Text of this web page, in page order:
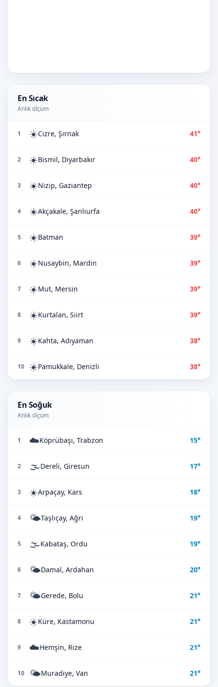
En Sıcak
Anlık ölçüm
1 ☀️Cizre, Şırnak 41°
2 ☀️Bismil, Diyarbakır 40°
3 ☀️Nizip, Gaziantep 40°
4 ☀️Akçakale, Şanlıurfa 40°
5 ☀️Batman 39°
6 ☀️Nusaybin, Mardin 39°
7 ☀️Mut, Mersin 39°
8 ☀️Kurtalan, Siirt 39°
9 ☀️Kahta, Adıyaman 38°
10 ☀️Pamukkale, Denizli 38°
En Soğuk
Anlık ölçüm
1 ☁️Köprübaşı, Trabzon 15°
2 🌫️Dereli, Giresun 17°
3 ☀️Arpaçay, Kars 18°
4 🌤️Taşlıçay, Ağrı 19°
5 🌫️Kabataş, Ordu 19°
6 🌤️Damal, Ardahan 20°
7 🌤️Gerede, Bolu 21°
8 ☀️Küre, Kastamonu 21°
9 ☁️Hemşin, Rize 21°
10 🌤️Muradiye, Van 21°